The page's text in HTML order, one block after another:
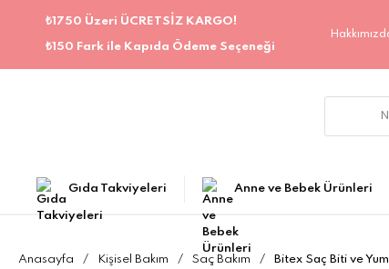
₺1750 Üzeri ÜCRETSİZ KARGO!
₺150 Fark ile Kapıda Ödeme Seçeneği
Gıda Takviyeleri Anne ve Bebek Ürünleri
Anasayfa Kişisel Bakım Saç Bakım Bitex Saç Biti ve